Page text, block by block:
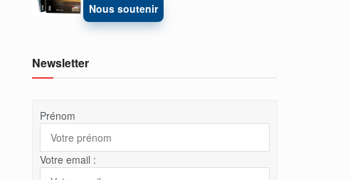
Nous soutenir
Newsletter
Prénom
Votre email :